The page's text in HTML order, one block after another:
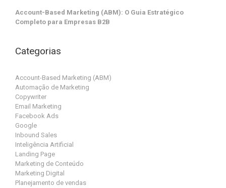
Account-Based Marketing (ABM): O Guia Estratégico
Completo para Empresas B2B
Categorias
Account-Based Marketing (ABM)
Automação de Marketing
Copywriter
Email Marketing
Facebook Ads
Google
Inbound Sales
Inteligência Artificial
Landing Page
Marketing de Conteúdo
Marketing Digital
Planejamento de vendas